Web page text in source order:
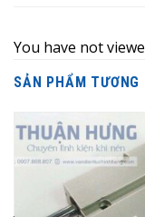
You have not
SẢN PHẨM TƯƠNG